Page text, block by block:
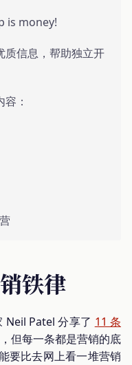
is money!
质信息，帮助独立开
容：
铁律
Neil Patel 分享了 11 条
但每一条都是营销的底
要比去网上看一堆营销